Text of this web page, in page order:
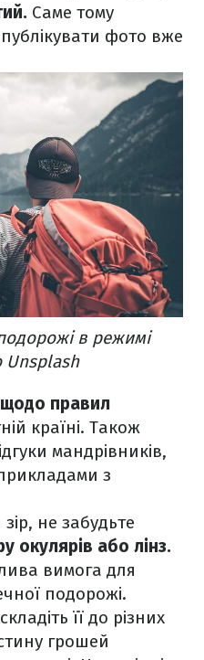
Саме тому
фото вже
в режимі
Unsplash
правил
країні. Також
мандрівників,
з
не забудьте
окулярів або лінз.
вимога для
подорожі.
її до різних
грошей